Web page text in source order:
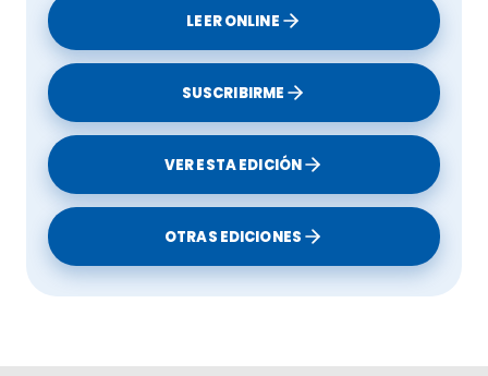
LEER ONLINE
SUSCRIBIRME
VER ESTA EDICIÓN
OTRAS EDICIONES